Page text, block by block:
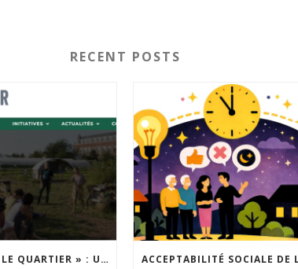
RECENT POSTS
« INSPIRONS LE QUARTIER » : UN NOUVEL APPEL À PROJETS EST LANCÉ !